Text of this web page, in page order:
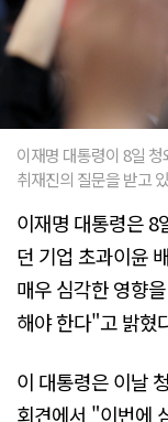
이재명 대통령이 8일
취재진의 질문을 받고
이재명 대통령은 8
던 기업 초과이윤
매우 심각한 영향
해야 한다"고 밝혔
이 대통령은 이날
회견에서 "이번에